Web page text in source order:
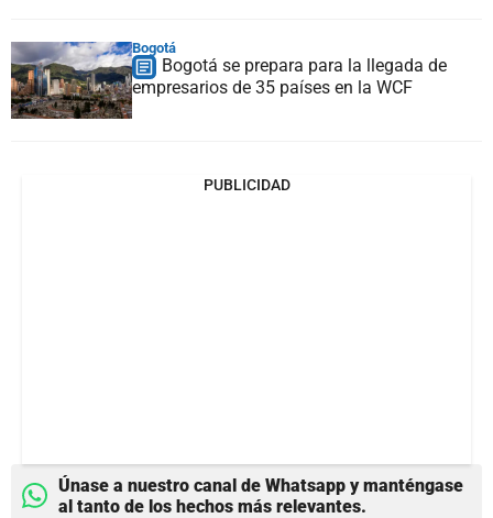
Bogotá
Bogotá se prepara para la llegada de
empresarios de 35 países en la WCF
PUBLICIDAD
Únase a nuestro canal de Whatsapp y manténgase
al tanto de los hechos más relevantes.